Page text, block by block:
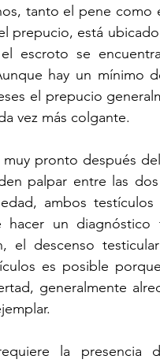
tanto el pene como
prepucio, está
escroto se
hay un mínimo
el prepucio
vez más colgante.
pronto después
palpar entre las
ambos testículos
un diagnóstico
el descenso
es posible
generalmente
la presencia